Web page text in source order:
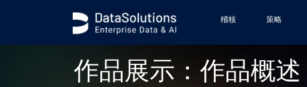
稽核 策略
作品展示：作品概述